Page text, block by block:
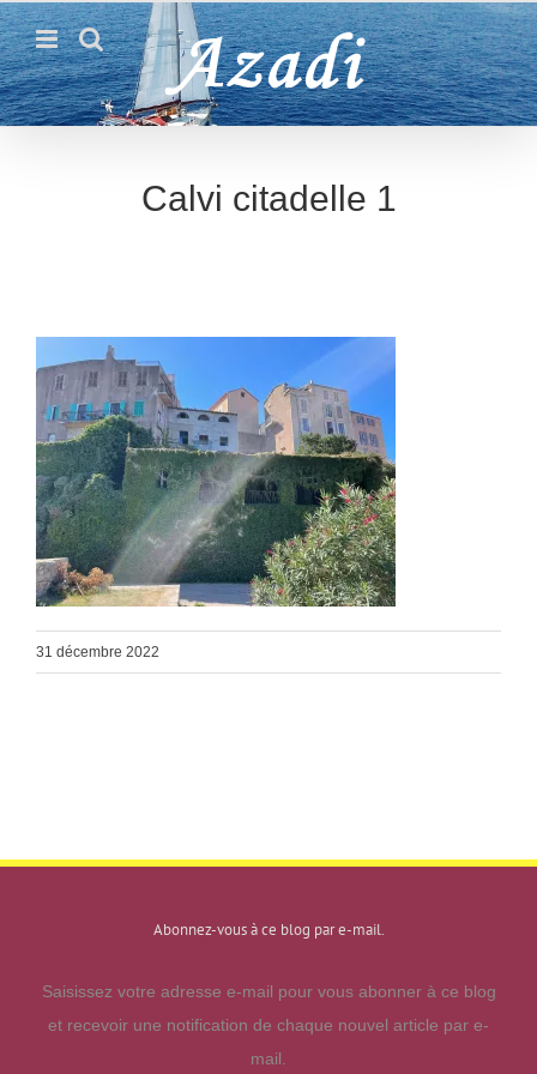
Passer
au
contenu
Calvi citadelle 1
31 décembre 2022
Abonnez-vous à ce blog par e-mail.
Saisissez votre adresse e-mail pour vous abonner à ce blog
et recevoir une notification de chaque nouvel article par e-
mail.